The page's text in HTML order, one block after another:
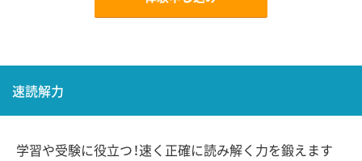
速読解力
学習や受験に役立つ！速く正確に読み解く力を鍛えます